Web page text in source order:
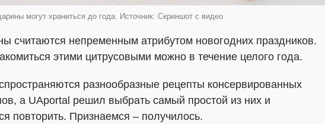
могут храниться до года. Источник: Скриншот с видео
считаются непременным атрибутом новогодних праздников.
этими цитрусовыми можно в течение целого года.
разнообразные рецепты консервированных
а UAportal решил выбрать самый простой из них и
повторить. Признаемся – получилось.